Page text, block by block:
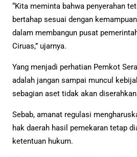
“Kita meminta bahwa penyerahan
bertahap sesuai dengan
dalam membangun pusat
Ciruas,” ujarnya.
Yang menjadi perhatian Pemkot
adalah jangan sampai muncul
sebagian aset tidak akan
Sebab, amanat regulasi
hak daerah hasil pemekaran tetap
ketentuan hukum.